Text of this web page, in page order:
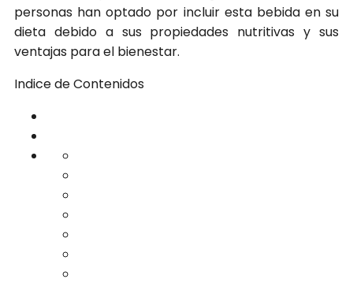
personas han optado por incluir esta bebida en su
dieta debido a sus propiedades nutritivas y sus
ventajas para el bienestar.
Indice de Contenidos